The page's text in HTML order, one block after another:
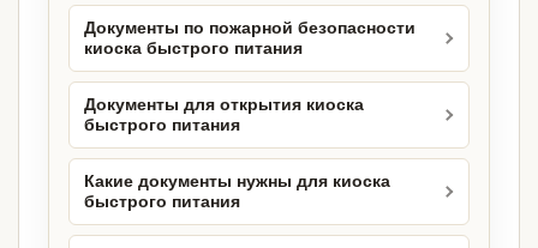
Документы по пожарной безопасности
киоска быстрого питания
Документы для открытия киоска
быстрого питания
Какие документы нужны для киоска
быстрого питания